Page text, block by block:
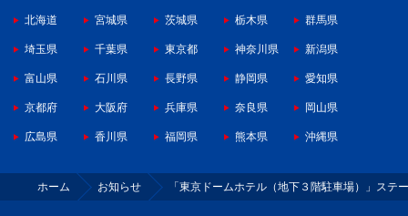
北海道 宮城県 茨城県 栃木県 群馬県
埼玉県 千葉県 東京都 神奈川県 新潟県
富山県 石川県 長野県 静岡県 愛知県
京都府 大阪府 兵庫県 奈良県 岡山県
広島県 香川県 福岡県 熊本県 沖縄県
ホーム お知らせ 「東京ドームホテル（地下３階駐車場）」ステ